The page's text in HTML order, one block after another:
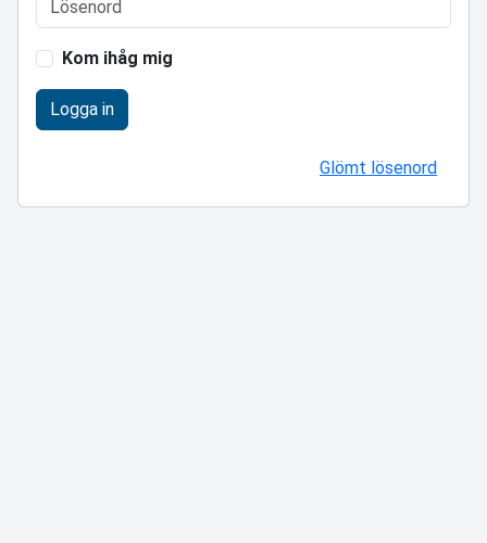
Kom ihåg mig
Logga in
Glömt lösenord